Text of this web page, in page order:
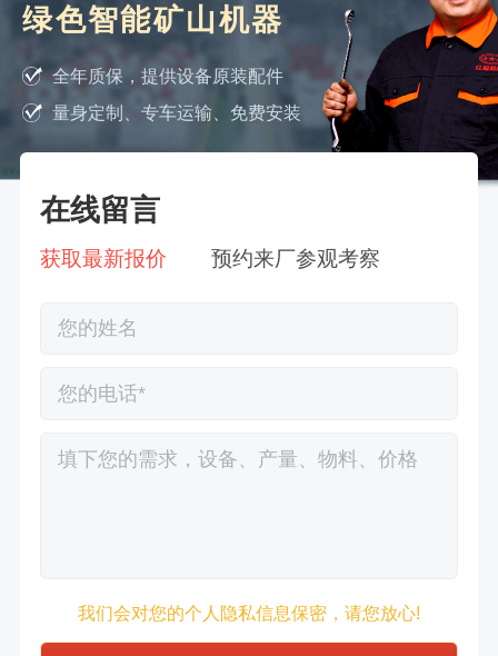
绿色智能矿山机器
全年质保，提供设备原装配件
量身定制、专车运输、免费安装
在线留言
获取最新报价 预约来厂参观考察
我们会对您的个人隐私信息保密，请您放心!